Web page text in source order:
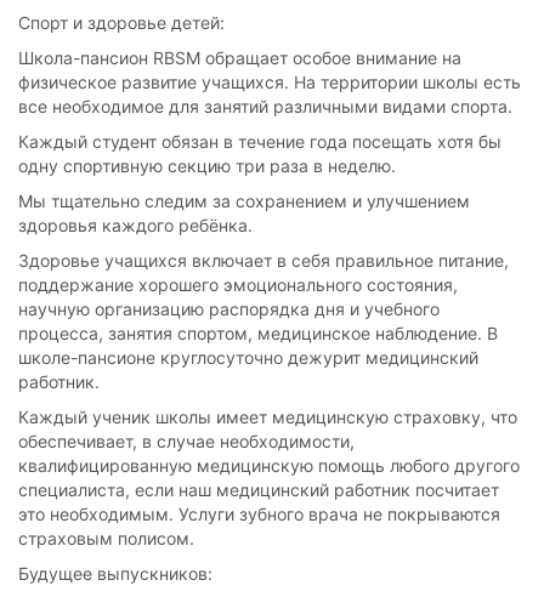
Спорт и здоровье детей:
Школа-пансион RBSM обращает особое внимание на
физическое развитие учащихся. На территории школы есть
все необходимое для занятий различными видами спорта.
Каждый студент обязан в течение года посещать хотя бы
одну спортивную секцию три раза в неделю.
Мы тщательно следим за сохранением и улучшением
здоровья каждого ребёнка.
Здоровье учащихся включает в себя правильное питание,
поддержание хорошего эмоционального состояния,
научную организацию распорядка дня и учебного
процесса, занятия спортом, медицинское наблюдение. В
школе-пансионе круглосуточно дежурит медицинский
работник.
Каждый ученик школы имеет медицинскую страховку, что
обеспечивает, в случае необходимости,
квалифицированную медицинскую помощь любого другого
специалиста, если наш медицинский работник посчитает
это необходимым. Услуги зубного врача не покрываются
страховым полисом.
Будущее выпускников: